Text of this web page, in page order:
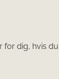
for dig, hvis